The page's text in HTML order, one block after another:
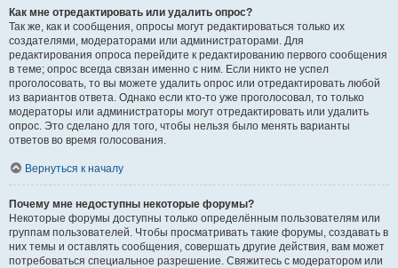
Как мне отредактировать или удалить опрос?
Так же, как и сообщения, опросы могут редактироваться только их
создателями, модераторами или администраторами. Для
редактирования опроса перейдите к редактированию первого сообщения
в теме; опрос всегда связан именно с ним. Если никто не успел
проголосовать, то вы можете удалить опрос или отредактировать любой
из вариантов ответа. Однако если кто-то уже проголосовал, то только
модераторы или администраторы могут отредактировать или удалить
опрос. Это сделано для того, чтобы нельзя было менять варианты
ответов во время голосования.
Вернуться к началу
Почему мне недоступны некоторые форумы?
Некоторые форумы доступны только определённым пользователям или
группам пользователей. Чтобы просматривать такие форумы, создавать в
них темы и оставлять сообщения, совершать другие действия, вам может
потребоваться специальное разрешение. Свяжитесь с модератором или